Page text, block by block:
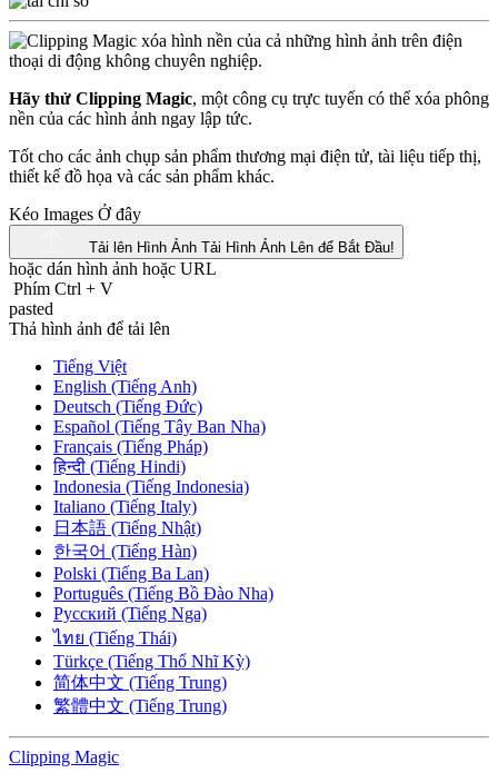
Hãy thử Clipping Magic, một công cụ trực tuyến có thể xóa phông
nền của các hình ảnh ngay lập tức.
Tốt cho các ảnh chụp sản phẩm thương mại điện tử, tài liệu tiếp thị,
thiết kế đồ họa và các sản phẩm khác.
Kéo Images Ở đây
Tải lên Hình Ảnh Tải Hình Ảnh Lên để Bắt Đầu!
hoặc dán hình ảnh hoặc URL
Phím Ctrl + V
pasted
Thả hình ảnh để tải lên
Tiếng Việt
English (Tiếng Anh)
Deutsch (Tiếng Đức)
Español (Tiếng Tây Ban Nha)
Français (Tiếng Pháp)
हिन्दी (Tiếng Hindi)
Indonesia (Tiếng Indonesia)
Italiano (Tiếng Italy)
日本語 (Tiếng Nhật)
한국어 (Tiếng Hàn)
Polski (Tiếng Ba Lan)
Português (Tiếng Bồ Đào Nha)
Русский (Tiếng Nga)
ไทย (Tiếng Thái)
Türkçe (Tiếng Thổ Nhĩ Kỳ)
简体中文 (Tiếng Trung)
繁體中文 (Tiếng Trung)
Clipping Magic